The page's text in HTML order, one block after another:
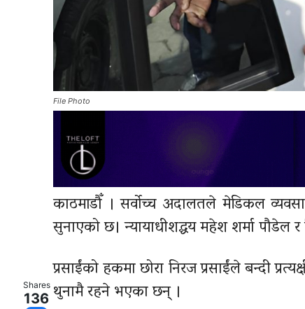
File Photo
काठमाडौँ । सर्वोच्च अदालतले मेडिकल
सुनाएको छ। न्यायाधीशद्धय महेश शर्मा
प्रसाईंको हकमा छोरा निरज प्रसाईंले बन्दी
थुनामै रहने भएका छन् ।
Shares
136